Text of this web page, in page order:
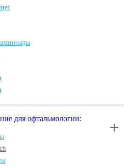
для офтальмологии: